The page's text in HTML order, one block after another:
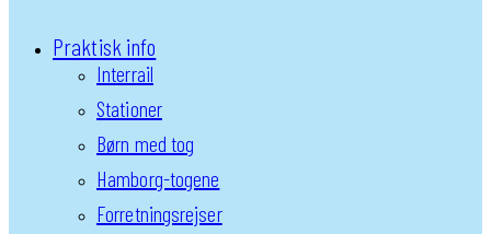
Praktisk info
Interrail
Stationer
Børn med tog
Hamborg-togene
Forretningsrejser